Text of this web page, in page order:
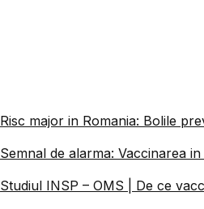
Risc major in Romania: Bolile
Semnal de alarma: Vaccinarea
Studiul INSP – OMS | De ce